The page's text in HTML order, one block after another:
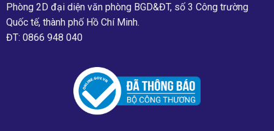
Phòng 2D đại diện văn phòng BGD&ĐT, số 3 Công trường
Quốc tế, thành phố Hồ Chí Minh.
ĐT: 0866 948 040